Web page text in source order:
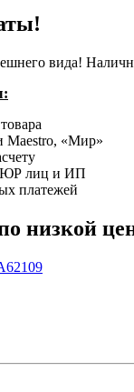
вида!
Maestro, «Мир»
ЮР лиц и ИП
платежей
низкой